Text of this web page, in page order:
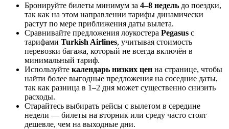
Бронируйте билеты минимум за 4–8 недель до поездки,
так как на этом направлении тарифы динамически
растут по мере приближения даты вылета.
Сравнивайте предложения лоукостера Pegasus с
тарифами Turkish Airlines, учитывая стоимость
перевозки багажа, который не всегда включён в
минимальный тариф.
Используйте календарь низких цен на странице, чтобы
найти более выгодные предложения на соседние даты,
так как разница в 1–2 дня может существенно снизить
расходы.
Старайтесь выбирать рейсы с вылетом в середине
недели — билеты на вторник или среду часто стоят
дешевле, чем на выходные дни.